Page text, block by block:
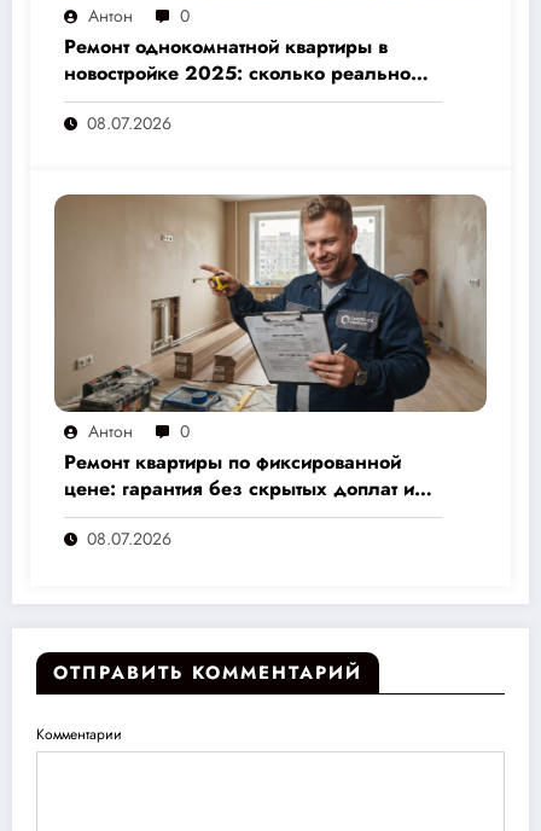
Антон 0
Ремонт однокомнатной квартиры в
новостройке 2025: сколько реально
стоит и как не переплатить — полный
расчёт от 500 000 рублей
08.07.2026
Антон 0
Ремонт квартиры по фиксированной
цене: гарантия без скрытых доплат и
переплат
08.07.2026
ОТПРАВИТЬ КОММЕНТАРИЙ
Комментарии